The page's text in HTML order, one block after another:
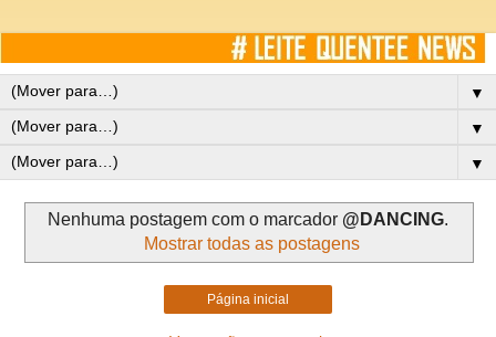
▼
▼
▼
Nenhuma postagem com o marcador @DANCING.
Mostrar todas as postagens
Página inicial